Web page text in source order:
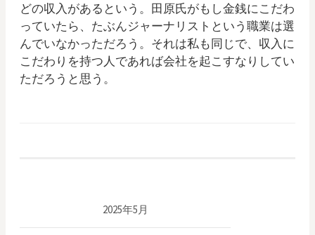
どの収入があるという。田原氏がもし金銭にこだわ
っていたら、たぶんジャーナリストという職業は選
んでいなかっただろう。それは私も同じで、収入に
こだわりを持つ人であれば会社を起こすなりしてい
ただろうと思う。
2025年5月